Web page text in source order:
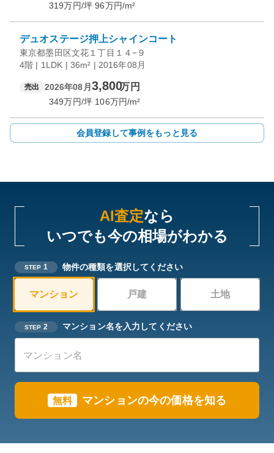
319万円/坪 96万円/m²
デュオステージ押上シャインコート
東京都墨田区文花１丁目１４−９
4階 | 1LDK | 36m² | 2016年08月
売出 2026年08月 3,800万円
349万円/坪 106万円/m²
会員登録して事例をもっと見る
AI査定なら
いつでも今の相場がわかる
STEP 1 物件の種類を選択してください
マンション 戸建 土地
STEP 2 マンション名を入力してください
無料 マンションの今の価格を知る